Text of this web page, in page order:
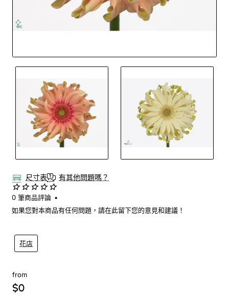
Out Of Stock
尺寸表 有其他問題嗎？
花店
0 筆商品評論 •
如果您對本商品有任何問題，請在此留下您的意見和建議！
from
$0